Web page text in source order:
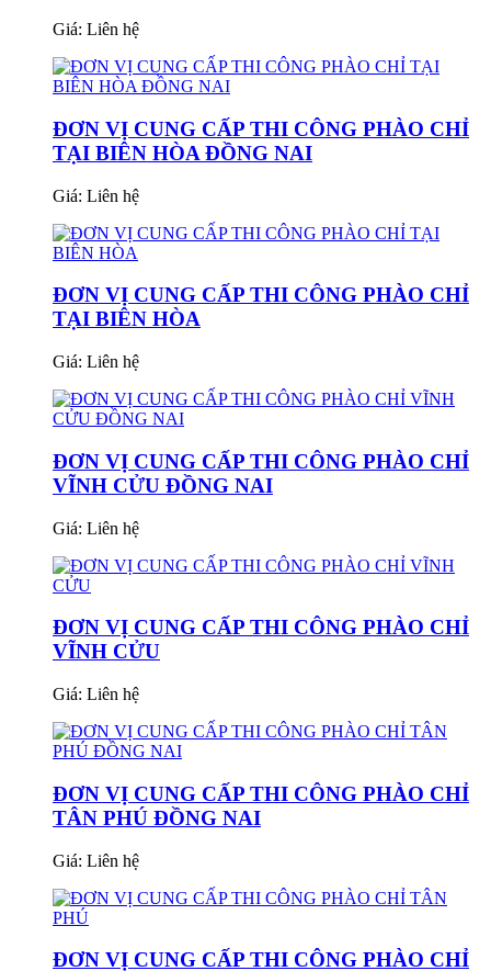
Giá: Liên hệ
ĐƠN VỊ CUNG CẤP THI CÔNG PHÀO CHỈ
TẠI BIÊN HÒA ĐỒNG NAI
Giá: Liên hệ
ĐƠN VỊ CUNG CẤP THI CÔNG PHÀO CHỈ
TẠI BIÊN HÒA
Giá: Liên hệ
ĐƠN VỊ CUNG CẤP THI CÔNG PHÀO CHỈ
VĨNH CỬU ĐỒNG NAI
Giá: Liên hệ
ĐƠN VỊ CUNG CẤP THI CÔNG PHÀO CHỈ
VĨNH CỬU
Giá: Liên hệ
ĐƠN VỊ CUNG CẤP THI CÔNG PHÀO CHỈ
TÂN PHÚ ĐỒNG NAI
Giá: Liên hệ
ĐƠN VỊ CUNG CẤP THI CÔNG PHÀO CHỈ